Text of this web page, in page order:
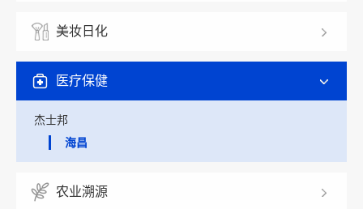
美妆日化
医疗保健
杰士邦
海昌
农业溯源